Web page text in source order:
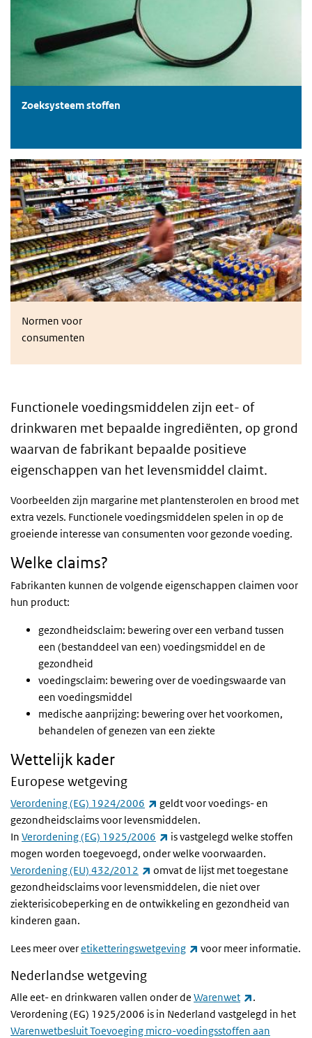
Zoeksysteem stoffen
Consumenten
Normen voor
consumenten
Functionele voedingsmiddelen zijn eet- of
drinkwaren met bepaalde ingrediënten, op grond
waarvan de fabrikant bepaalde positieve
eigenschappen van het levensmiddel claimt.
Voorbeelden zijn margarine met plantensterolen en brood met
extra vezels. Functionele voedingsmiddelen spelen in op de
groeiende interesse van consumenten voor gezonde voeding.
Welke claims?
Fabrikanten kunnen de volgende eigenschappen claimen voor
hun product:
gezondheidsclaim: bewering over een verband tussen
een (bestanddeel van een) voedingsmiddel en de
gezondheid
voedingsclaim: bewering over de voedingswaarde van
een voedingsmiddel
medische aanprijzing: bewering over het voorkomen,
behandelen of genezen van een ziekte
Wettelijk kader
Europese wetgeving
Verordening (EG) 1924/2006 (externe link)
geldt voor voedings- en
gezondheidsclaims voor levensmiddelen.
In Verordening (EG) 1925/2006 (externe link)
is vastgelegd welke stoffen
mogen worden toegevoegd, onder welke voorwaarden.
Verordening (EU) 432/2012
(externe link)
omvat de lijst met toegestane
gezondheidsclaims voor levensmiddelen, die niet over
ziekterisicobeperking en de ontwikkeling en gezondheid van
kinderen gaan.
Lees meer overetiketteringswetgeving (externe link)
voor meer informatie.
Nederlandse wetgeving
Alle eet- en drinkwaren vallen onder de Warenwet
.
Verordening (EG) 1925/2006 is in Nederland vastgelegd in het
Warenwetbesluit Toevoeging micro-voedingsstoffen aan